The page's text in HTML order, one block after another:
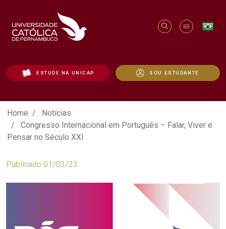
ESTUDE NA UNICAP SOU ESTUDANTE
Congresso Internacional em Português
Home
Notícias
Congresso Internacional em Português – Falar, Viver e
Pensar no Século XXI
Publicado 01/03/23